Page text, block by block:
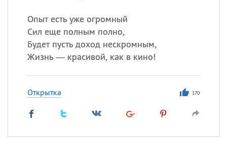
Опыт есть уже огромный
Сил еще полным полно,
Будет пусть доход нескромным,
Жизнь — красивой, как в кино!
Открытка 170